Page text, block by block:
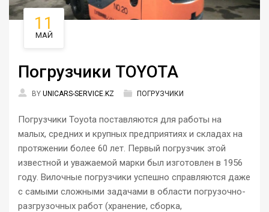
11
МАЙ
Погрузчики TOYOTA
BY UNICARS-SERVICE.KZ ПОГРУЗЧИКИ
Погрузчики Toyota поставляются для работы на
малых, средних и крупных предприятиях и складах на
протяжении более 60 лет. Первый погрузчик этой
известной и уважаемой марки был изготовлен в 1956
году. Вилочные погрузчики успешно справляются даже
с самыми сложными задачами в области погрузочно-
разгрузочных работ (хранение, сборка,